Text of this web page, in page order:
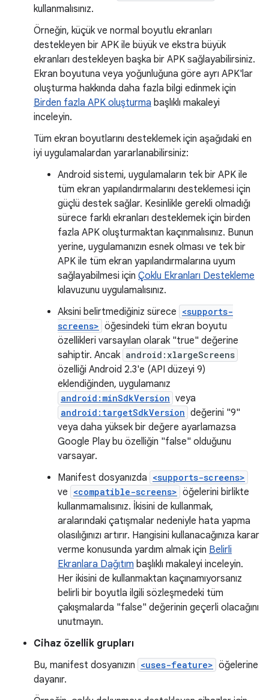
kullanmalısınız.
Örneğin, küçük ve normal boyutlu ekranları
destekleyen bir APK ile büyük ve ekstra büyük
ekranları destekleyen başka bir APK sağlayabilirsiniz.
Ekran boyutuna veya yoğunluğuna göre ayrı APK'lar
oluşturma hakkında daha fazla bilgi edinmek için
Birden fazla APK oluşturma başlıklı makaleyi
inceleyin.
Tüm ekran boyutlarını desteklemek için aşağıdaki en
iyi uygulamalardan yararlanabilirsiniz:
Android sistemi, uygulamaların tek bir APK ile
tüm ekran yapılandırmalarını desteklemesi için
güçlü destek sağlar. Kesinlikle gerekli olmadığı
sürece farklı ekranları desteklemek için birden
fazla APK oluşturmaktan kaçınmalısınız. Bunun
yerine, uygulamanızın esnek olması ve tek bir
APK ile tüm ekran yapılandırmalarına uyum
sağlayabilmesi için Çoklu Ekranları Destekleme
kılavuzunu uygulamalısınız.
Aksini belirtmediğiniz sürece <supports-
screens> öğesindeki tüm ekran boyutu
özellikleri varsayılan olarak "true" değerine
sahiptir. Ancak android:xlargeScreens
özelliği Android 2.3'e (API düzeyi 9)
eklendiğinden, uygulamanız
android:minSdkVersion veya
android:targetSdkVersion değerini "9"
veya daha yüksek bir değere ayarlamazsa
Google Play bu özelliğin "false" olduğunu
varsayar.
Manifest dosyanızda <supports-screens>
ve <compatible-screens> öğelerini birlikte
kullanmamalısınız. İkisini de kullanmak,
aralarındaki çatışmalar nedeniyle hata yapma
olasılığınızı artırır. Hangisini kullanacağınıza karar
verme konusunda yardım almak için Belirli
Ekranlara Dağıtım başlıklı makaleyi inceleyin.
Her ikisini de kullanmaktan kaçınamıyorsanız
belirli bir boyutla ilgili sözleşmedeki tüm
çakışmalarda "false" değerinin geçerli olacağını
unutmayın.
Cihaz özellik grupları
Bu, manifest dosyanızın <uses-feature> öğelerine
dayanır.